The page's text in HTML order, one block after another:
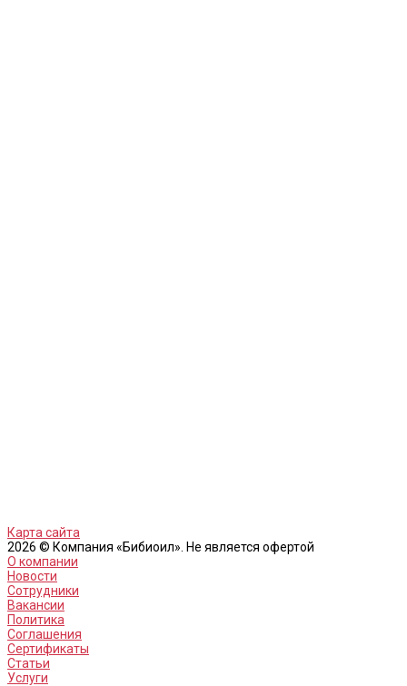
Карта сайта
2026 © Компания «Бибиоил». Не является офертой
О компании
Новости
Сотрудники
Вакансии
Политика
Соглашения
Сертификаты
Статьи
Услуги